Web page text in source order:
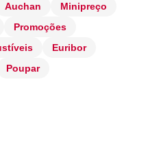
Auchan
Minipreço
Promoções
Euribor
Poupar